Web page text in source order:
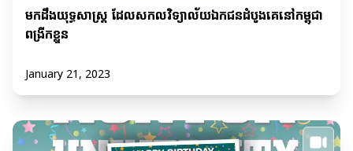
មកដឹងយុទ្ធសាស្ត្រ ដែលសកលវិទ្យាល័យឯកជនដំបូងគេនៅកម្ពុជា
ពង្រីកខ្លួន
January 21, 2023